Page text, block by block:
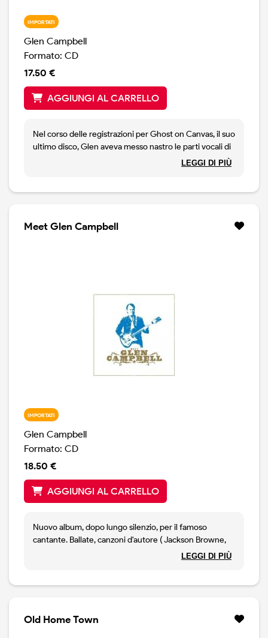
IMPORTATI
Glen Campbell
Formato: CD
17.50 €
AGGIUNGI AL CARRELLO
Nel corso delle registrazioni per Ghost on Canvas, il suo
ultimo disco, Glen aveva messo nastro le parti vocali di
alcune delle sue canzoni più famose, rivedendole da
parti vocali. Il risultato è un disco notevole, Glen
Campbell come non lo avete mai sentito.
LEGGI DI PIÙ
Meet Glen Campbell
IMPORTATI
Glen Campbell
Formato: CD
18.50 €
AGGIUNGI AL CARRELLO
Nuovo album, dopo lungo silenzio, per il famoso
cantante. Ballate, canzoni d'autore ( Jackson Browne,
Tom Petty, U2, Paul Westerberg, Lou Reed, JohnLEGGI DI PIÙ
Old Home Town